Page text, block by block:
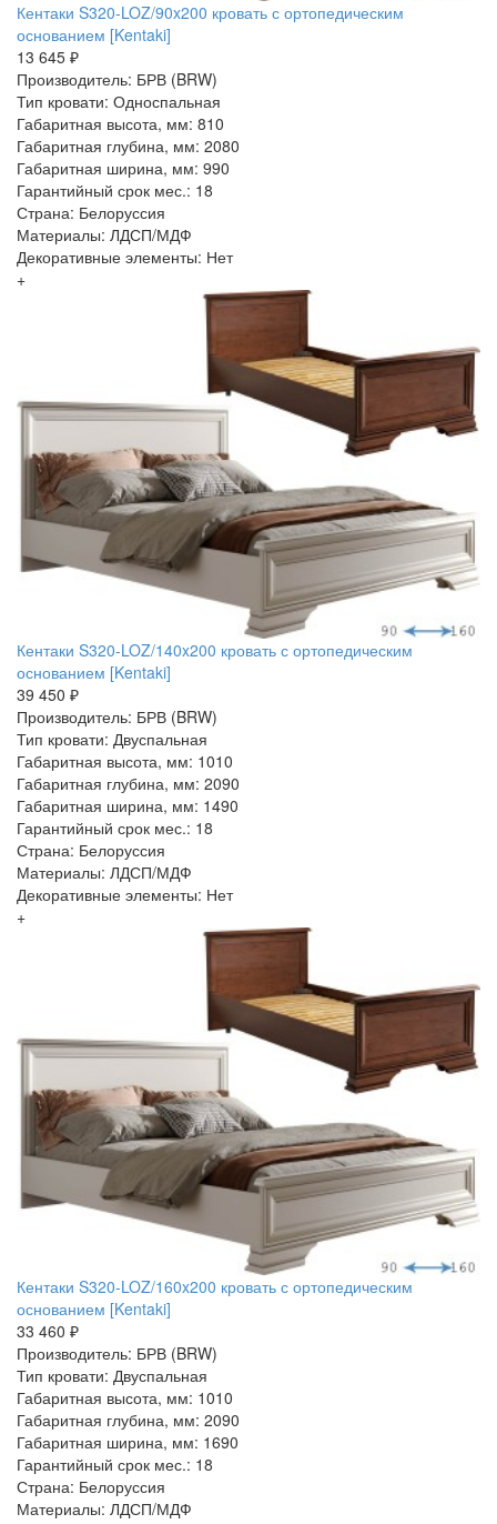
Кентаки S320-LOZ/90x200 кровать с ортопедическим
основанием [Kentaki]
13 645 ₽
Производитель: БРВ (BRW)
Тип кровати: Односпальная
Габаритная высота, мм: 810
Габаритная глубина, мм: 2080
Габаритная ширина, мм: 990
Гарантийный срок мес.: 18
Страна: Белоруссия
Материалы: ЛДСП/МДФ
Декоративные элементы: Нет
+
Кентаки S320-LOZ/140x200 кровать с ортопедическим
основанием [Kentaki]
39 450 ₽
Производитель: БРВ (BRW)
Тип кровати: Двуспальная
Габаритная высота, мм: 1010
Габаритная глубина, мм: 2090
Габаритная ширина, мм: 1490
Гарантийный срок мес.: 18
Страна: Белоруссия
Материалы: ЛДСП/МДФ
Декоративные элементы: Нет
+
Кентаки S320-LOZ/160x200 кровать с ортопедическим
основанием [Kentaki]
33 460 ₽
Производитель: БРВ (BRW)
Тип кровати: Двуспальная
Габаритная высота, мм: 1010
Габаритная глубина, мм: 2090
Габаритная ширина, мм: 1690
Гарантийный срок мес.: 18
Страна: Белоруссия
Материалы: ЛДСП/МДФ